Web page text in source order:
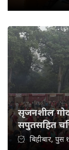
सृजनशील
सपुतसहित
बिहीबार, पुस